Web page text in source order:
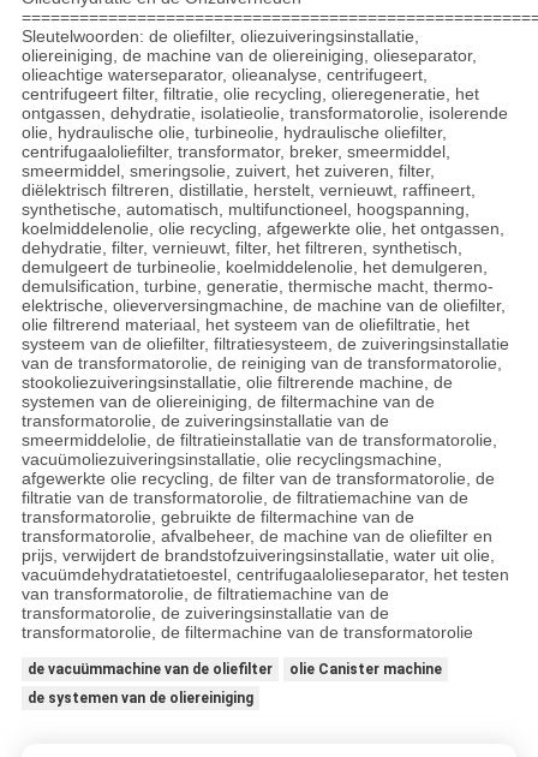
Sleutelwoorden: de oliefilter, oliezuiveringsinstallatie,
oliereiniging, de machine van de oliereiniging, olieseparator,
olieachtige waterseparator, olieanalyse, centrifugeert,
centrifugeert filter, filtratie, olie recycling, olieregeneratie, het
ontgassen, dehydratie, isolatieolie, transformatorolie, isolerende
olie, hydraulische olie, turbineolie, hydraulische oliefilter,
centrifugaaloliefilter, transformator, breker, smeermiddel,
smeermiddel, smeringsolie, zuivert, het zuiveren, filter,
diëlektrisch filtreren, distillatie, herstelt, vernieuwt, raffineert,
synthetische, automatisch, multifunctioneel, hoogspanning,
koelmiddelenolie, olie recycling, afgewerkte olie, het ontgassen,
dehydratie, filter, vernieuwt, filter, het filtreren, synthetisch,
demulgeert de turbineolie, koelmiddelenolie, het demulgeren,
demulsification, turbine, generatie, thermische macht, thermo-
elektrische, olieverversingmachine, de machine van de oliefilter,
olie filtrerend materiaal, het systeem van de oliefiltratie, het
systeem van de oliefilter, filtratiesysteem, de zuiveringsinstallatie
van de transformatorolie, de reiniging van de transformatorolie,
stookoliezuiveringsinstallatie, olie filtrerende machine, de
systemen van de oliereiniging, de filtermachine van de
transformatorolie, de zuiveringsinstallatie van de
smeermiddelolie, de filtratieinstallatie van de transformatorolie,
vacuümoliezuiveringsinstallatie, olie recyclingsmachine,
afgewerkte olie recycling, de filter van de transformatorolie, de
filtratie van de transformatorolie, de filtratiemachine van de
transformatorolie, gebruikte de filtermachine van de
transformatorolie, afvalbeheer, de machine van de oliefilter en
prijs, verwijdert de brandstofzuiveringsinstallatie, water uit olie,
vacuümdehydratatietoestel, centrifugaalolieseparator, het testen
van transformatorolie, de filtratiemachine van de
transformatorolie, de zuiveringsinstallatie van de
transformatorolie, de filtermachine van de transformatorolie
de vacuümmachine van de oliefilter
olie Canister machine
de systemen van de oliereiniging